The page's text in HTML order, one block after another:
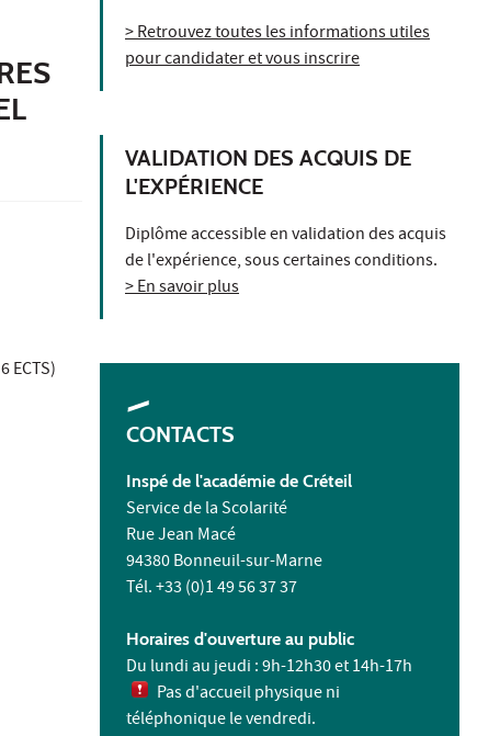
ECTS)
> Retrouvez toutes les informations utiles
pour candidater et vous inscrire
VALIDATION DES ACQUIS DE
L'EXPÉRIENCE
Diplôme accessible en validation des acquis
de l'expérience, sous certaines conditions.
> En savoir plus
CONTACTS
Inspé de l'académie de Créteil
Service de la Scolarité
Rue Jean Macé
94380 Bonneuil-sur-Marne
Tél. +33 (0)1 49 56 37 37
Horaires d'ouverture au public
Du lundi au jeudi : 9h-12h30 et 14h-17h
Pas d'accueil physique ni
téléphonique le vendredi.